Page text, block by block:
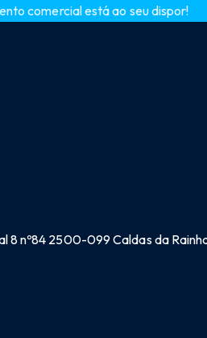
comercial está ao seu dispor!
8 nº84 2500-099 Caldas da